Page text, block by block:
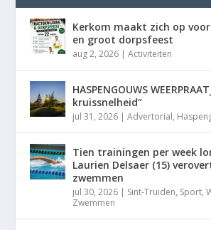
Kerkom maakt zich op
en groot dorpsfeest
aug 2, 2026 |Activiteiten
HASPENGOUWS
kruissnelheid”
jul 31, 2026 |Advertorial,
Tien trainingen per week
Laurien Delsaer (15)
zwemmen
jul 30, 2026 | Sint-Truiden, Sport,
Zwemmen